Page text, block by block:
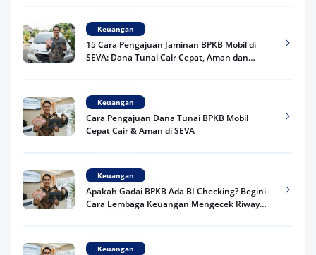
Keuangan
15 Cara Pengajuan Jaminan BPKB Mobil di
SEVA: Dana Tunai Cair Cepat, Aman dan
Keuangan
Cara Pengajuan Dana Tunai BPKB Mobil
Cepat Cair & Aman di SEVA
Keuangan
Apakah Gadai BPKB Ada BI Checking? Begini
Cara Lembaga Keuangan Mengecek Riwayat
Keuangan